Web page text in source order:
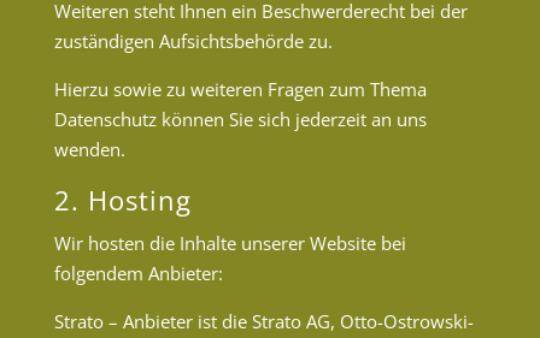
Weiteren steht Ihnen ein Beschwerderecht bei der
zuständigen Aufsichtsbehörde zu.
Hierzu sowie zu weiteren Fragen zum Thema
Datenschutz können Sie sich jederzeit an uns
wenden.
2. Hosting
Wir hosten die Inhalte unserer Website bei
folgendem Anbieter:
Strato – Anbieter ist die Strato AG, Otto-Ostrowski-